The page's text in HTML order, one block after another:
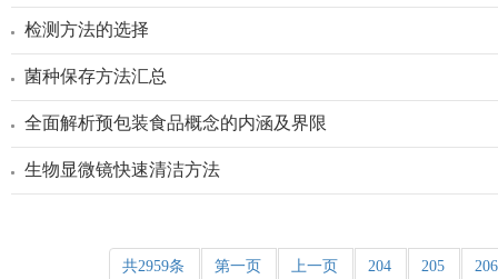
检测方法的选择
菌种保存方法汇总
全面解析预包装食品概念的内涵及界限
生物显微镜快速清洁方法
共2959条 第一页 上一页 204 205 206